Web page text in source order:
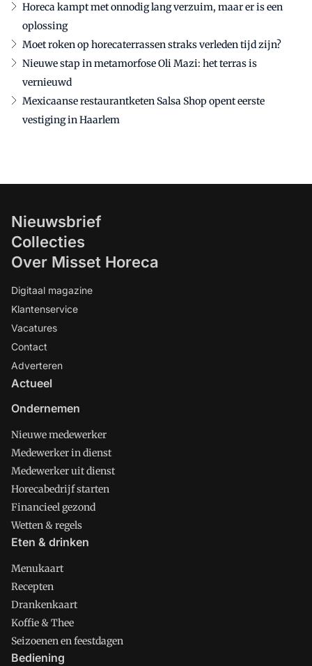
Horeca kampt met onnodig lang verzuim, maar er is een
oplossing
Moet roken op horecaterrassen straks verleden tijd zijn?
Nieuwe stap in metamorfose Oli Mazi: het terras is
vernieuwd
Mexicaanse restaurantketen Salsa Shop opent eerste
vestiging in Haarlem
Nieuwsbrief
Collecties
Over Misset Horeca
Digitaal magazine
Klantenservice
Vacatures
Contact
Adverteren
Actueel
Ondernemen
Nieuwe medewerker
Medewerker in dienst
Medewerker uit dienst
Horecabedrijf starten
Financieel gezond
Wetten & regels
Eten & drinken
Menukaart
Recepten
Drankenkaart
Koffie & Thee
Seizoenen en feestdagen
Bediening